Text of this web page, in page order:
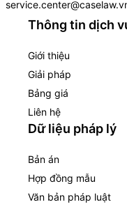
Thông tin dịch
Giới thiệu
Giải pháp
Bảng giá
Liên hệ
Dữ liệu pháp lý
Bản án
Hợp đồng mẫu
Văn bản pháp luật